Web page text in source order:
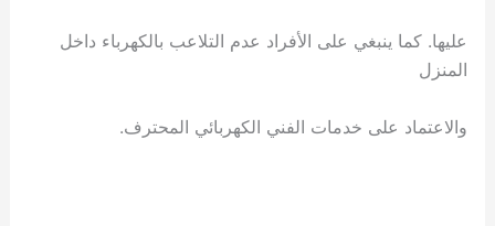
عليها. كما ينبغي على الأفراد عدم التلاعب بالكهرباء داخل
المنزل
والاعتماد على خدمات الفني الكهربائي المحترف.